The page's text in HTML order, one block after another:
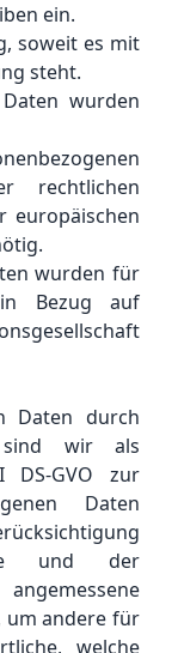
ein.
soweit es mit
steht.
wurden
rechtlichen
europäischen
wurden für
Bezug auf
Daten durch
wir als
GVO zur
Daten
und der
um andere für
welche